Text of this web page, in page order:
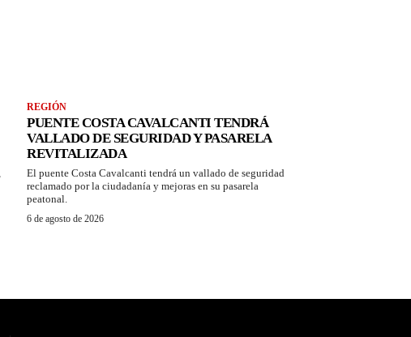
REGIÓN
PUENTE COSTA CAVALCANTI TENDRÁ
VALLADO DE SEGURIDAD Y PASARELA
REVITALIZADA
El puente Costa Cavalcanti tendrá un vallado de seguridad
reclamado por la ciudadanía y mejoras en su pasarela
peatonal.
6 de agosto de 2026